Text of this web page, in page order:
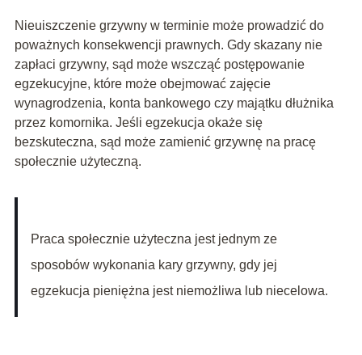
Nieuiszczenie grzywny w terminie może prowadzić do
poważnych konsekwencji prawnych. Gdy skazany nie
zapłaci grzywny, sąd może wszcząć postępowanie
egzekucyjne, które może obejmować zajęcie
wynagrodzenia, konta bankowego czy majątku dłużnika
przez komornika. Jeśli egzekucja okaże się
bezskuteczna, sąd może zamienić grzywnę na pracę
społecznie użyteczną.
Praca społecznie użyteczna jest jednym ze
sposobów wykonania kary grzywny, gdy jej
egzekucja pieniężna jest niemożliwa lub niecelowa.